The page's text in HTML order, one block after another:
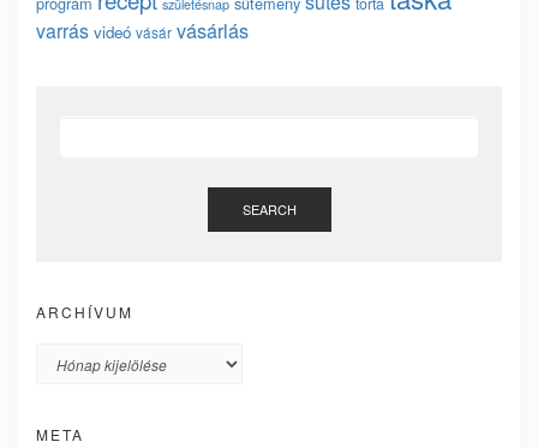
varrás videó vásár vásárlás
SEARCH
ARCHÍVUM
Archívum
META